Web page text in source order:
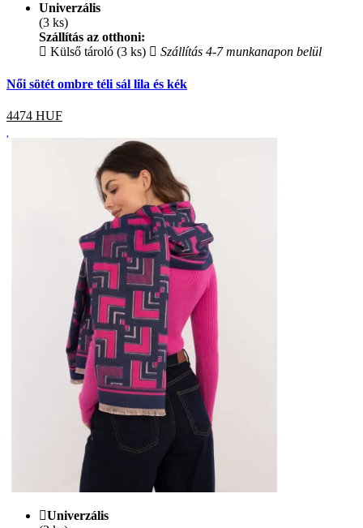
Univerzális
(3 ks)
Szállítás az otthoni:
Külső tároló (3 ks)
Szállítás 4-7 munkanapon belül
Női sötét ombre téli sál lila és kék
4474 HUF
Univerzális